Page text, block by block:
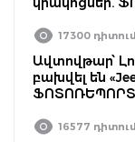
17300
Ավտովթար՝
բախվել են
16577